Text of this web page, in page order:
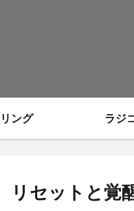
ング ラジ
セットと覚